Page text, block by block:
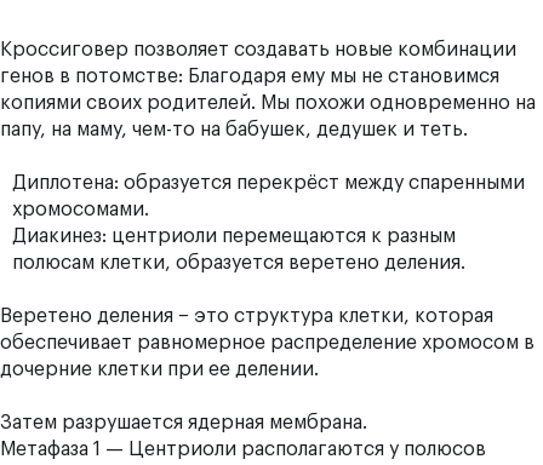
Кроссиговер позволяет создавать новые комбинации
генов в потомстве: Благодаря ему мы не становимся
копиями своих родителей. Мы похожи одновременно на
папу, на маму, чем-то на бабушек, дедушек и теть.
Диплотена: образуется перекрёст между спаренными
хромосомами.
Диакинез: центриоли перемещаются к разным
полюсам клетки, образуется веретено деления.
Веретено деления − это структура клетки, которая
обеспечивает равномерное распределение хромосом в
дочерние клетки при ее делении.
Затем разрушается ядерная мембрана.
Метафаза 1 — Центриоли располагаются у полюсов